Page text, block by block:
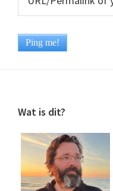
Footer
Wat is dit?